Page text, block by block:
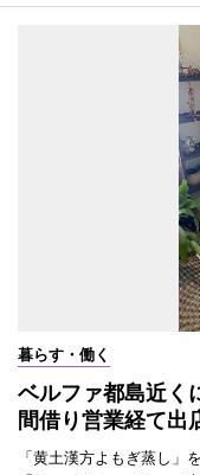
暮らす・働く
ベルファ都島近く
間借り営業経て出
「黄土漢方よもぎ蒸し」